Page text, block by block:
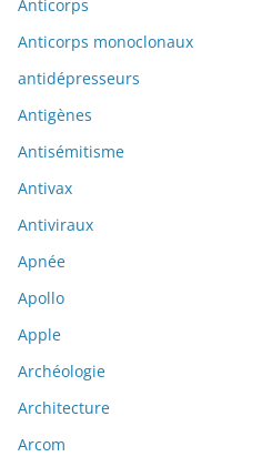
Anticorps
Anticorps monoclonaux
antidépresseurs
Antigènes
Antisémitisme
Antivax
Antiviraux
Apnée
Apollo
Apple
Archéologie
Architecture
Arcom